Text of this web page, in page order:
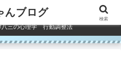
三の心理学 行動調整法
んブログ
検索